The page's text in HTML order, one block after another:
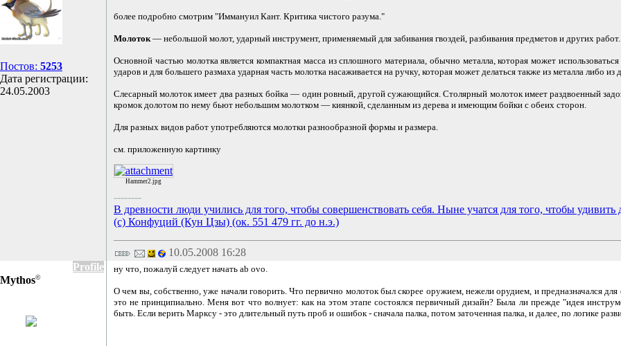
Постов: 5253
Дата регистрации:
24.05.2003
более подробно смотрим "Иммануил Кант. Критика чистого разума."
Молоток— небольшой молот, ударный инструмент, применяемый для забивания гвоздей, разбивания предметов и других
Основной частью молотка является компактная масса из сплошного материала, обычно металла, которая может
ударов и для большего размаха ударная часть молотка насаживается на ручку, которая может делаться также из металла либо из
Слесарный молоток имеет два разных бойка — один ровный, другой сужающийся. Столярный молоток имеет раздвоенный
кромок долотом по нему бьют небольшим молотком — киянкой, сделанным из дерева и имеющим бойки с обеих сторон.
Для разных видов работ употребляются молотки разнообразной формы и размера.
см. приложенную картинку
Hammer2.jpg
--------
В древности люди учились для того, чтобы совершенствовать себя. Ныне учатся для того, чтобы удивить
(с) Конфуций (Кун Цзы) (ок. 551 479 гг. до н.э.)
10.05.2008 16:28
Profile
Mythos©
ну что, пожалуй следует начать ab ovo.
О чем вы, собственно, уже начали говорить. Что первично молоток был скорее оружием, нежели орудием, и предназначался
это не принципиально. Меня вот что волнует: как на этом этапе состоялся первичный дизайн? Была ли прежде "идея
быть. Если верить Марксу - это длительный путь проб и ошибок - сначала палка, потом заточенная палка, и далее, по логике